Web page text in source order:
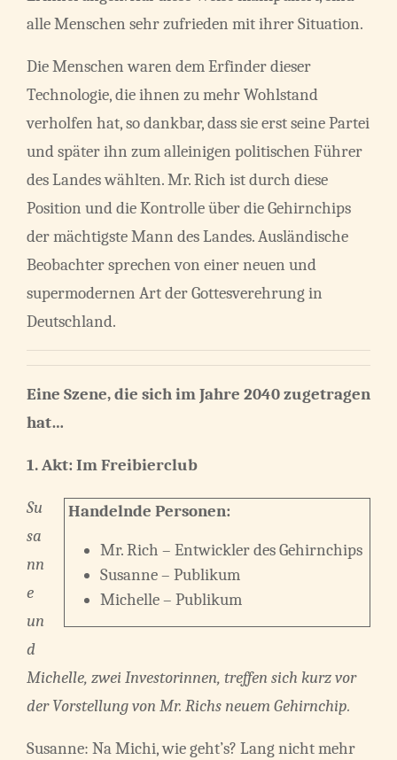
alle Menschen sehr zufrieden mit ihrer Situation.
Die Menschen waren dem Erfinder dieser
Technologie, die ihnen zu mehr Wohlstand
verholfen hat, so dankbar, dass sie erst seine Partei
und später ihn zum alleinigen politischen Führer
des Landes wählten. Mr. Rich ist durch diese
Position und die Kontrolle über die Gehirnchips
der mächtigste Mann des Landes. Ausländische
Beobachter sprechen von einer neuen und
supermodernen Art der Gottesverehrung in
Deutschland.
Eine Szene, die sich im Jahre 2040 zugetragen
hat…
1. Akt: Im Freibierclub
Handelnde Personen:
Mr. Rich – Entwickler des Gehirnchips
Susanne – Publikum
Michelle – Publikum
Su
sa
nn
e
un
d
Michelle, zwei Investorinnen, treffen sich kurz vor
der Vorstellung von Mr. Richs neuem Gehirnchip.
Susanne: Na Michi, wie geht’s? Lang nicht mehr